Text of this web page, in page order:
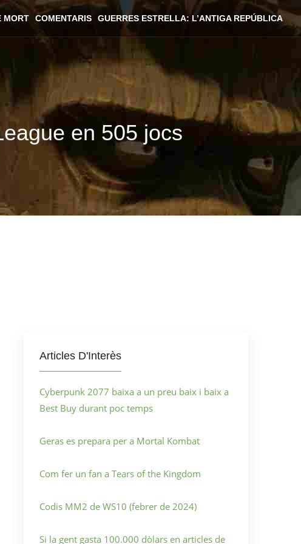
MORT COMENTARIS GUERRES ESTRELLA: L’ANTIGA REPÚBLICA
en 505 jocs
Articles D'Interès
Cyberpunk 2077 baixa a un preu baix i baix a
Best Buy durant poc temps
Geras es prepara per a Mortal Kombat
Com fer un fan a Tears of the Kingdom
Codis MM2 de WS10 (febrer de 2024)
Si la gent gasta 100.000 dòlars en articles de